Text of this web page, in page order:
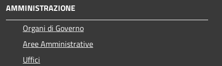
AMMINISTRAZIONE
Organi di Governo
Aree Amministrative
Uffici